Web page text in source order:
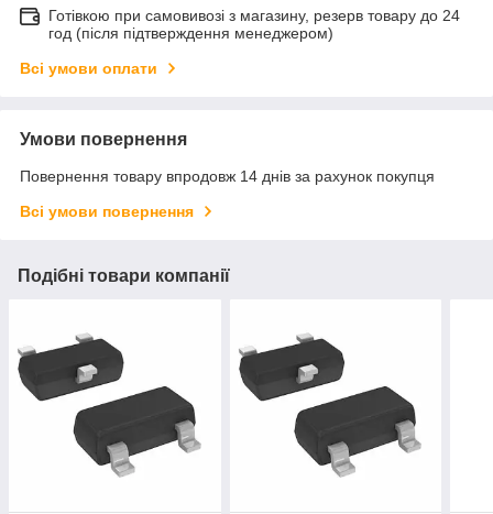
Готівкою при самовивозі з магазину, резерв товару до 24
год (після підтверждення менеджером)
Всі умови оплати
Умови повернення
Повернення товару впродовж 14 днів за рахунок покупця
Всі умови повернення
Подібні товари компанії